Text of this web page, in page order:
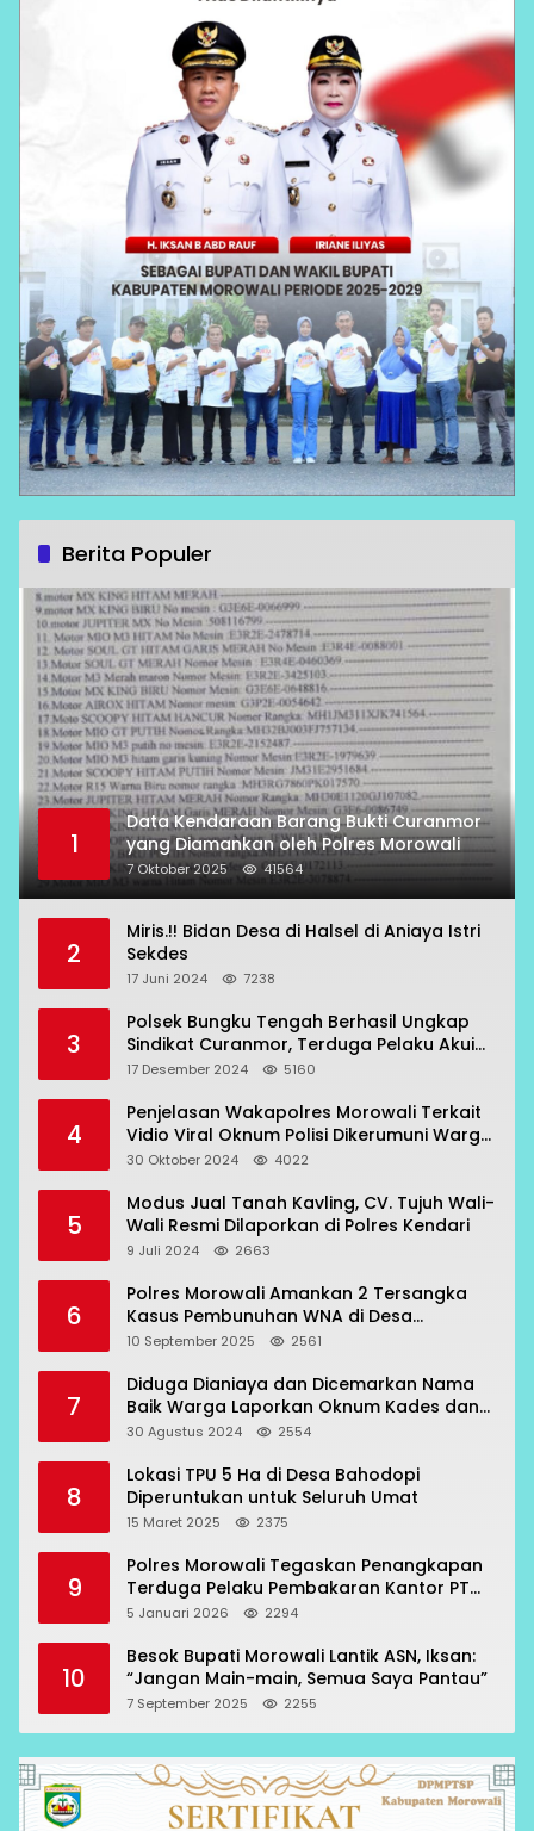
Berita Populer
1
Data Kendaraan Barang Bukti Curanmor
yang Diamankan oleh Polres Morowali
7 Oktober 2025 41564
2
Miris.!! Bidan Desa di Halsel di Aniaya Istri
Sekdes
17 Juni 2024 7238
3
Polsek Bungku Tengah Berhasil Ungkap
Sindikat Curanmor, Terduga Pelaku Akui
Beraksi di 7 Lokasi
17 Desember 2024 5160
4
Penjelasan Wakapolres Morowali Terkait
Vidio Viral Oknum Polisi Dikerumuni Warga
Bahodopi
30 Oktober 2024 4022
5
Modus Jual Tanah Kavling, CV. Tujuh Wali-
Wali Resmi Dilaporkan di Polres Kendari
9 Juli 2024 2663
6
Polres Morowali Amankan 2 Tersangka
Kasus Pembunuhan WNA di Desa
Topogaro
10 September 2025 2561
7
Diduga Dianiaya dan Dicemarkan Nama
Baik Warga Laporkan Oknum Kades dan
Oknum Polisi
30 Agustus 2024 2554
8
Lokasi TPU 5 Ha di Desa Bahodopi
Diperuntukan untuk Seluruh Umat
15 Maret 2025 2375
9
Polres Morowali Tegaskan Penangkapan
Terduga Pelaku Pembakaran Kantor PT
RCP Sesuai Prosedur
5 Januari 2026 2294
10
Besok Bupati Morowali Lantik ASN, Iksan:
“Jangan Main-main, Semua Saya Pantau”
7 September 2025 2255